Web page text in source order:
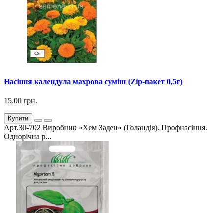
Насіння календула махрова суміш (Zip-пакет 0,5г)
15.00 грн.
Купити
Арт.30-702 Виробник «Хем Заден» (Голандія). Профнасіння.
Однорічна р...